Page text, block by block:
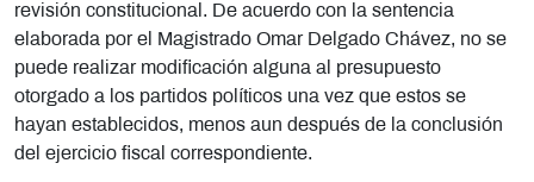
revisión constitucional. De acuerdo con la sentencia
elaborada por el Magistrado Omar Delgado Chávez, no se
puede realizar modificación alguna al presupuesto
otorgado a los partidos políticos una vez que estos se
hayan establecidos, menos aun después de la conclusión
del ejercicio fiscal correspondiente.